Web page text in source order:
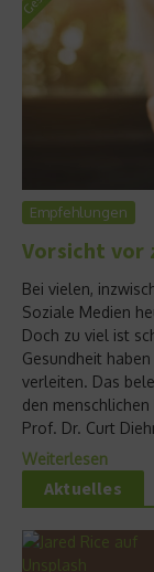
Empfehlungen
Vorsicht vor
Bei vielen,
Soziale Medien
Doch zu viel ist
Gesundheit
verleiten. Das
den
Prof. Dr. Curt
Weiterlesen
Aktuelles